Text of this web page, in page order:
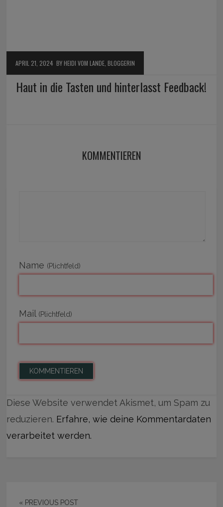
APRIL 21, 2024 BY HEIDI VOM LANDE, BLOGGERIN
Haut in die Tasten und hinterlasst Feedback!
KOMMENTIEREN
Name (Plichtfeld)
Mail (Plichtfeld)
Diese Website verwendet Akismet, um Spam zu
reduzieren. Erfahre, wie deine Kommentardaten
verarbeitet werden.
« PREVIOUS POST